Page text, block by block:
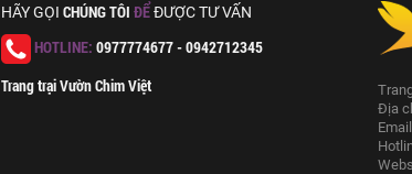
HÃY GỌI CHÚNG TÔI ĐỂĐƯỢC TƯ VẤN
HOTLINE: 0977774677 - 0942712345
Trang trại Vườn Chim Việt
Địa